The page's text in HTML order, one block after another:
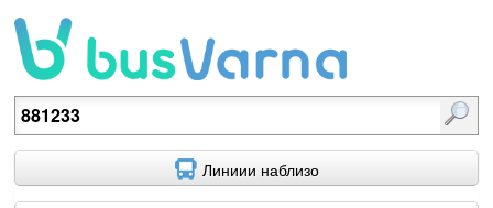
Потърсете спирка или линия.
Линиии наблизо